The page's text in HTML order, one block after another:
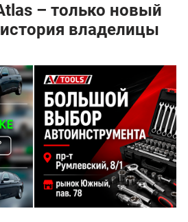
– только новый
владелицы